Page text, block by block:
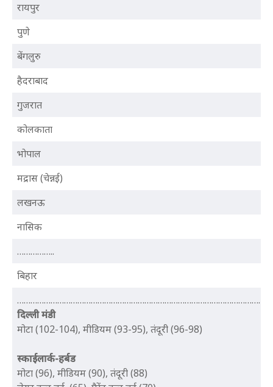
रायपुर
पुणे
बेंगलुरु
हैदराबाद
गुजरात
कोलकाता
भोपाल
मद्रास (चेन्नई)
लखनऊ
नासिक
……………..
बिहार
…………………………………………………………………………………………………..
दिल्लीमंडी
मोटा (102-104), मीडियम (93-95), तंदूरी (96-98)
स्काईलार्क-हर्बड
मोटा (96), मीडियम (90), तंदूरी (88)